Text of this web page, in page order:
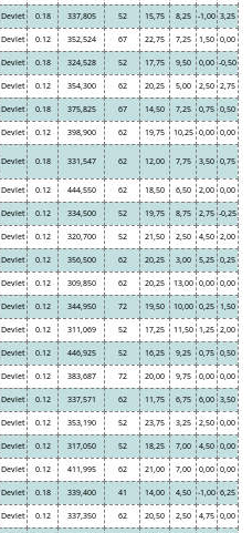
Devlet 0.18 337,805 52 15,75 8,25 -1,00 3,25
Devlet 0.12 352,524 67 22,75 7,25 1,50 0,00
Devlet 0.18 324,528 52 17,75 9,50 0,00 -0,50
Devlet 0.12 354,300 62 20,25 5,00 2,50 2,75
Devlet 0.18 375,825 67 14,50 7,25 0,75 0,50
Devlet 0.12 398,900 62 19,75 10,25 0,00 0,00
Devlet 0.18 331,547 62 12,00 7,75 3,50 0,75
Devlet 0.12 444,550 62 18,50 6,50 2,00 0,00
Devlet 0.12 334,500 52 19,75 8,75 2,75 -0,25
Devlet 0.12 320,700 52 21,50 2,50 4,50 2,00
Devlet 0.12 356,500 62 20,25 3,00 5,25 0,25
Devlet 0.12 309,850 62 20,25 13,00 0,00 0,00
Devlet 0.12 344,950 72 19,50 10,00 0,25 1,50
Devlet 0.12 311,069 52 17,25 11,50 1,25 2,00
Devlet 0.12 446,925 52 16,25 9,25 0,75 0,50
Devlet 0.12 383,687 72 20,00 9,75 0,00 0,00
Devlet 0.12 337,571 62 11,75 6,75 6,00 3,50
Devlet 0.12 353,190 52 23,75 3,25 2,50 0,00
Devlet 0.12 317,050 52 18,25 7,00 4,50 0,00
Devlet 0.12 411,995 62 21,00 7,00 0,00 0,00
Devlet 0.18 339,400 41 14,00 4,50 -1,00 6,25
Devlet 0.12 337,350 62 20,50 2,50 4,75 0,00